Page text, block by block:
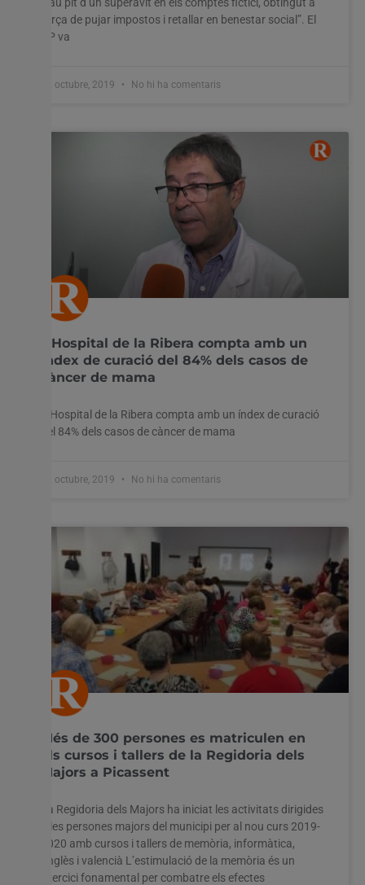
força de pujar impostos i retallar en benestar social”. El
PP va
22 octubre, 2019 No hi ha comentaris
L’Hospital de la Ribera compta amb un
índex de curació del 84% dels casos de
càncer de mama
L’Hospital de la Ribera compta amb un índex de curació
del 84% dels casos de càncer de mama
22 octubre, 2019 No hi ha comentaris
Més de 300 persones es matriculen en
els cursos i tallers de la Regidoria dels
Majors a Picassent
La Regidoria dels Majors ha iniciat les activitats dirigides
a les persones majors del municipi per al nou curs 2019-
2020 amb cursos i tallers de memòria, informàtica,
anglès i valencià L’estimulació de la memòria és un
exercici fonamental per combatre els efectes